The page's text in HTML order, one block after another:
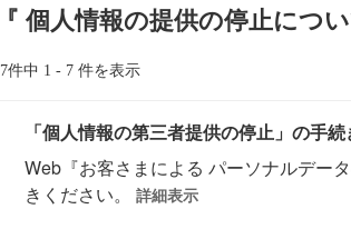
『 個人情報の提供の停止につ
7件中 1 - 7 件を表示
「個人情報の第三者提供の停止」の手
Web『お客さまによる パーソナルデー
きください。 詳細表示